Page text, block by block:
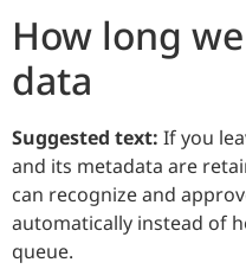
How long
data
Suggested text: If you
and its metadata are
can recognize and
automatically instead of
queue.